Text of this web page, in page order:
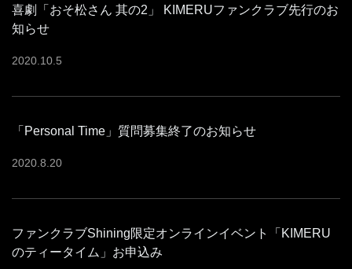
喜劇「おそ松さん 其の2」 KIMERUファンクラブ先行のお
知らせ
2020 10 5
「Personal Time」質問募集終了のお知らせ
2020 8 20
ファンクラブShining限定オンラインイベント「KIMERU
のティータイム」お申込み